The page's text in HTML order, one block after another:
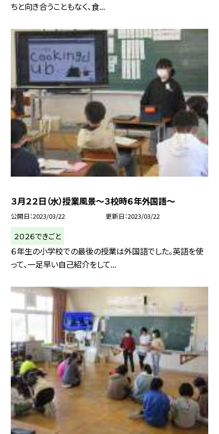
ちと向き合うこともなく、食...
３月２２日（水）授業風景〜３校時６年外国語〜
公開日 2023/03/22 更新日 2023/03/22
２０２６できごと
６年生の小学校での最後の授業は外国語でした。英語を使
って、一足早い自己紹介をして...